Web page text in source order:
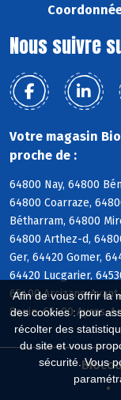
Afin de vous offrir la
des cookies : pour
récolter des
du site et vous
sécurité. Vous
Nous suivre
Votre magasin
proche de :
64800 Nay, 64800
64800 Coarraze,
Bétharram, 64800
64800 Arthez-d,
Ger, 64420 Gomer,
64420 Lucgarier,
65400 Arcizans-
Souin, 65400 Ayros-